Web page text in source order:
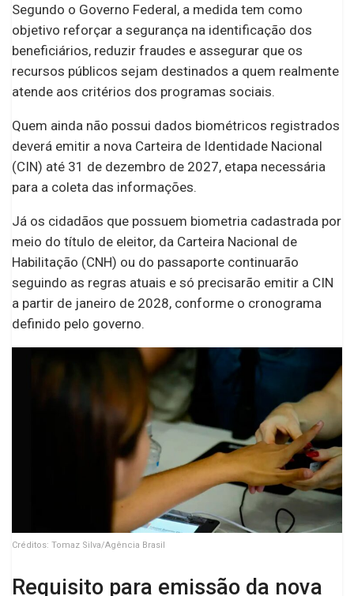
Segundo o Governo Federal, a medida tem como
objetivo reforçar a segurança na identificação dos
beneficiários, reduzir fraudes e assegurar que os
recursos públicos sejam destinados a quem realmente
atende aos critérios dos programas sociais.
Quem ainda não possui dados biométricos registrados
deverá emitir a nova Carteira de Identidade Nacional
(CIN) até 31 de dezembro de 2027, etapa necessária
para a coleta das informações.
Já os cidadãos que possuem biometria cadastrada por
meio do título de eleitor, da Carteira Nacional de
Habilitação (CNH) ou do passaporte continuarão
seguindo as regras atuais e só precisarão emitir a CIN
a partir de janeiro de 2028, conforme o cronograma
definido pelo governo.
Créditos: Tomaz Silva/Agência Brasil
Requisito para emissão da nova